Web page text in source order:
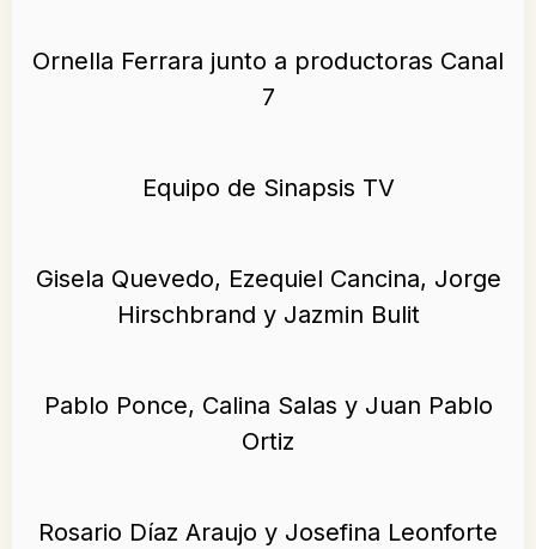
Ornella Ferrara junto a productoras Canal
7
Equipo de Sinapsis TV
Gisela Quevedo, Ezequiel Cancina, Jorge
Hirschbrand y Jazmin Bulit
Pablo Ponce, Calina Salas y Juan Pablo
Ortiz
Rosario Díaz Araujo y Josefina Leonforte